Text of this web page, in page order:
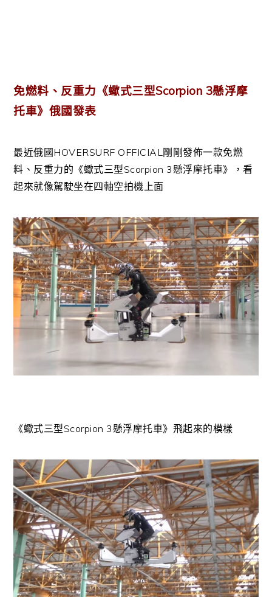
免燃料、反重力《蠍式三型Scorpion 3懸浮摩
托車》俄國發表
最近俄國HOVERSURF OFFICIAL剛剛發佈一款免燃
料、反重力的《蠍式三型Scorpion 3懸浮摩托車》，看
起來就像駕駛坐在四軸空拍機上面
《蠍式三型Scorpion 3懸浮摩托車》 飛起來的模樣